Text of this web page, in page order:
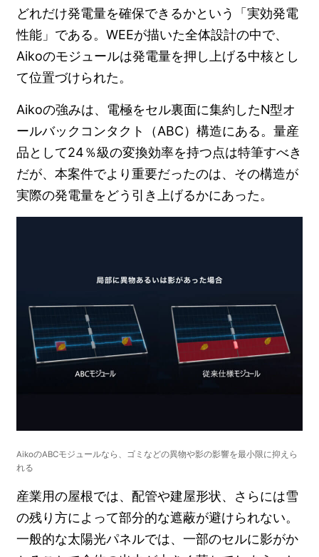
どれだけ発電量を確保できるかという「実効発電
性能」である。WEEが描いた全体設計の中で、
Aikoのモジュールは発電量を押し上げる中核とし
て位置づけられた。
Aikoの強みは、電極をセル裏面に集約したN型オ
ールバックコンタクト（ABC）構造にある。量産
品として24％級の変換効率を持つ点は特筆すべき
だが、本案件でより重要だったのは、その構造が
実際の発電量をどう引き上げるかにあった。
AikoのABCモジュールなら、 ゴミなどの異物や影の影響を最小限に抑えら
れる
産業用の屋根では、配管や建屋形状、さらには雪
の残り方によって部分的な遮蔽が避けられない。
一般的な太陽光パネルでは、一部のセルに影がか